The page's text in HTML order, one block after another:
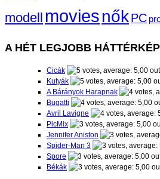
modell moviesnőkPC
A HÉT LEGJOBB
Cicák
Kutyák
A Bárányok Harapnak
Bugatti
Avril Lavigne
PicMix
Jennifer Aniston
Spider-Man 3
Spore
Békák